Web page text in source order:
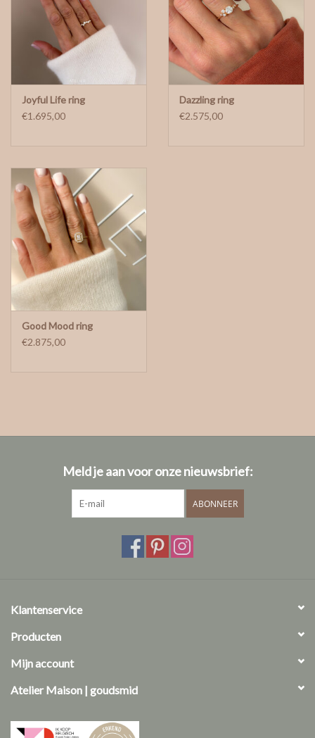
Joyful Life ring
€1.695,00
Dazzling ring
€2.575,00
Good Mood ring
€2.875,00
Meld je aan voor onze nieuwsbrief:
ABONNEER
Klantenservice
Producten
Mijn account
Atelier Maison | goudsmid